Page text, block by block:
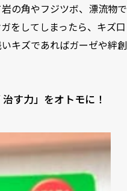
の角やフジツボ、漂流物で
をしてしまったら、キズ口
キズであればガーゼや絆創
す力」をオトモに！